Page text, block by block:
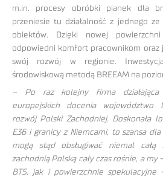
m.in. procesy obróbki pianek dla
przeniesie tu działalność z jednego
obiektów. Dzięki nowej
odpowiedni komfort pracownikom oraz
swój rozwój w regionie.
środowiskową metodą BREEAM na
– Po raz kolejny firma działająca
europejskich docenia województwo
rozwój Polski Zachodniej. Doskonała
E36 i granicy z Niemcami, to szansa
mogą stąd obsługiwać niemal całą
zachodnią Polską cały czas rośnie, a
BTS, jak i powierzchnie spekulacyjne